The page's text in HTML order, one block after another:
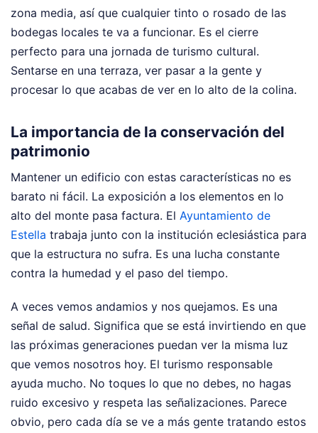
zona media, así que cualquier tinto o rosado de las
bodegas locales te va a funcionar. Es el cierre
perfecto para una jornada de turismo cultural.
Sentarse en una terraza, ver pasar a la gente y
procesar lo que acabas de ver en lo alto de la colina.
La importancia de la conservación del
patrimonio
Mantener un edificio con estas características no es
barato ni fácil. La exposición a los elementos en lo
alto del monte pasa factura. El Ayuntamiento de
Estella trabaja junto con la institución eclesiástica para
que la estructura no sufra. Es una lucha constante
contra la humedad y el paso del tiempo.
A veces vemos andamios y nos quejamos. Es una
señal de salud. Significa que se está invirtiendo en que
las próximas generaciones puedan ver la misma luz
que vemos nosotros hoy. El turismo responsable
ayuda mucho. No toques lo que no debes, no hagas
ruido excesivo y respeta las señalizaciones. Parece
obvio, pero cada día se ve a más gente tratando estos